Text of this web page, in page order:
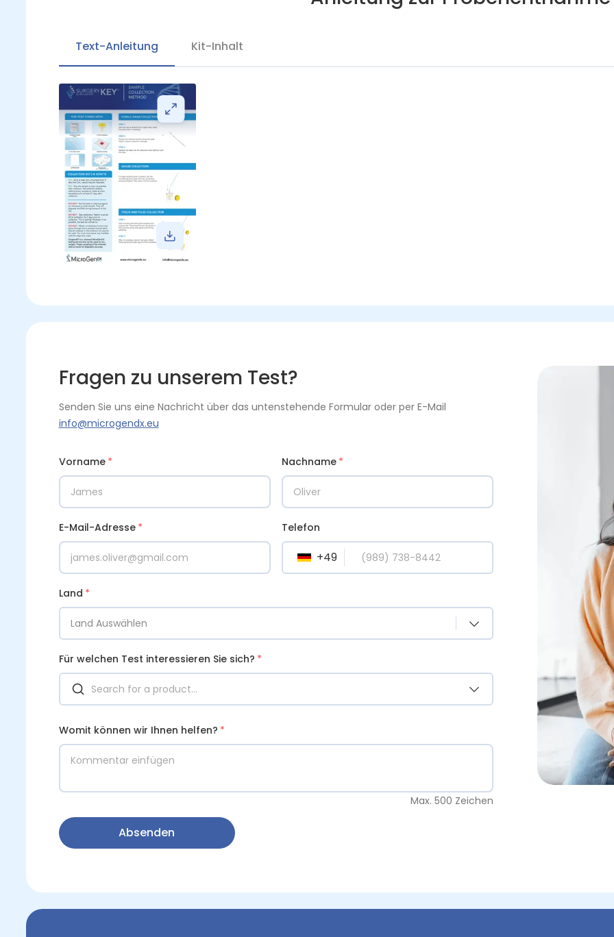
Text-Anleitung Kit-Inhalt
Fragen zu unserem Test?
Senden Sie uns eine Nachricht über das untenstehende Formular oder per E-Mail
info@microgendx.eu
Vorname * Nachname *
E-Mail-Adresse * Telefon
DE +49
Land *
Land Auswählen
Für welchen Test interessieren Sie sich? *
Womit können wir Ihnen helfen? *
Max. 500 Zeichen
Absenden